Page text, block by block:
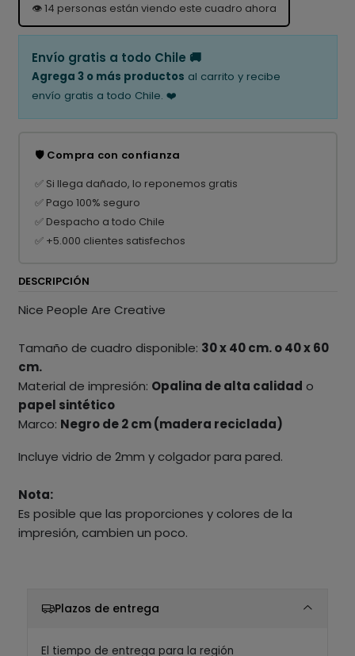
👁️14 personas están viendo este cuadro ahora
Envío gratis a todo Chile 🚚
Agrega 3 o más productos al carrito y recibe
envío gratis a todo Chile. ❤️
🛡️ Compra con confianza
✅ Si llega dañado, lo reponemos gratis
✅ Pago 100% seguro
✅ Despacho a todo Chile
✅ +5.000 clientes satisfechos
DESCRIPCIÓN
Nice People Are Creative
Tamaño de cuadro disponible: 30 x 40 cm. o 40 x 60
cm.
Material de impresión: Opalina de alta calidad o
papel sintético
Marco: Negro de 2 cm (madera reciclada)
Incluye vidrio de 2mm y colgador para pared.
Nota:
Es posible que las proporciones y colores de la
impresión, cambien un poco.
Plazos de entrega
El tiempo de entrega para la región